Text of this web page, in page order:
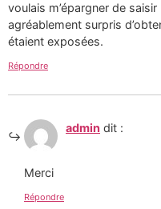
voulais m’épargner de
agréablement surpris
étaient exposées.
Répondre
admin dit :
Merci
Répondre